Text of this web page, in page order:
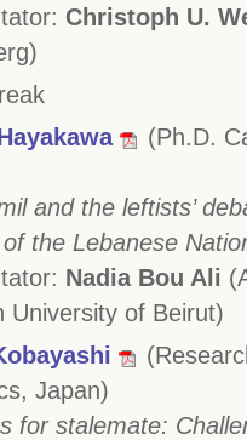
Christoph U.
(Ph.D.
and the leftists’
the Lebanese
Nadia Bou Ali
University of Beirut)
Japan)
for stalemate: